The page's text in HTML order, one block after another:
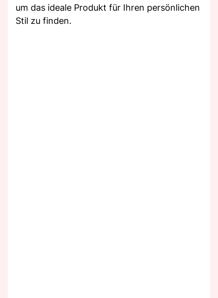
um das ideale Produkt für Ihren persönlichen
Stil zu finden.